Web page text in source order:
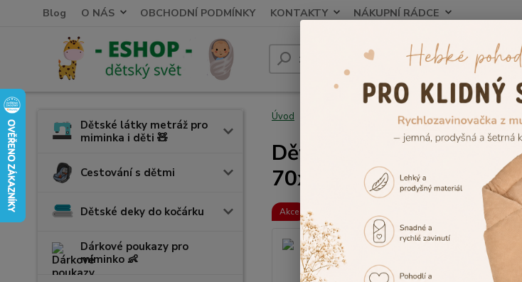
Blog O NÁS OBCHODNÍ PODMÍNKY KONTAKTY NÁKUPNÍ RÁDCE
Dětské látky metráž pro
miminka i děti 🧸
Cestování s dětmi
Dětské deky do kočárku
Dárkové poukazy pro
miminko 👶
Úvod Koupání miminka
Dětská froté osuška s
70x70cm
Akce